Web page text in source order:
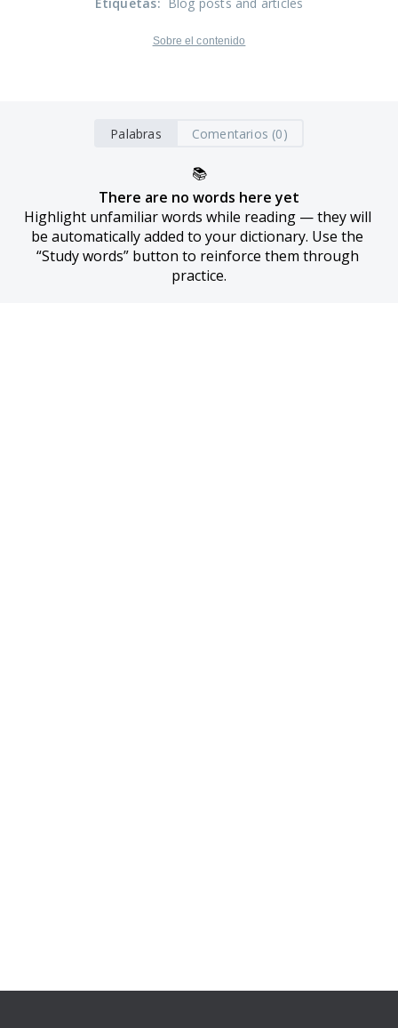
Sobre el contenido
Palabras Comentarios (0)
📚
There are no words here yet
Highlight unfamiliar words while reading — they will
be automatically added to your dictionary. Use the
“Study words” button to reinforce them through
practice.